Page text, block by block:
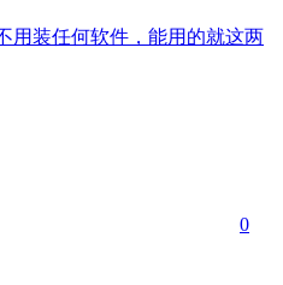
用装任何软件，能用的就这两
0